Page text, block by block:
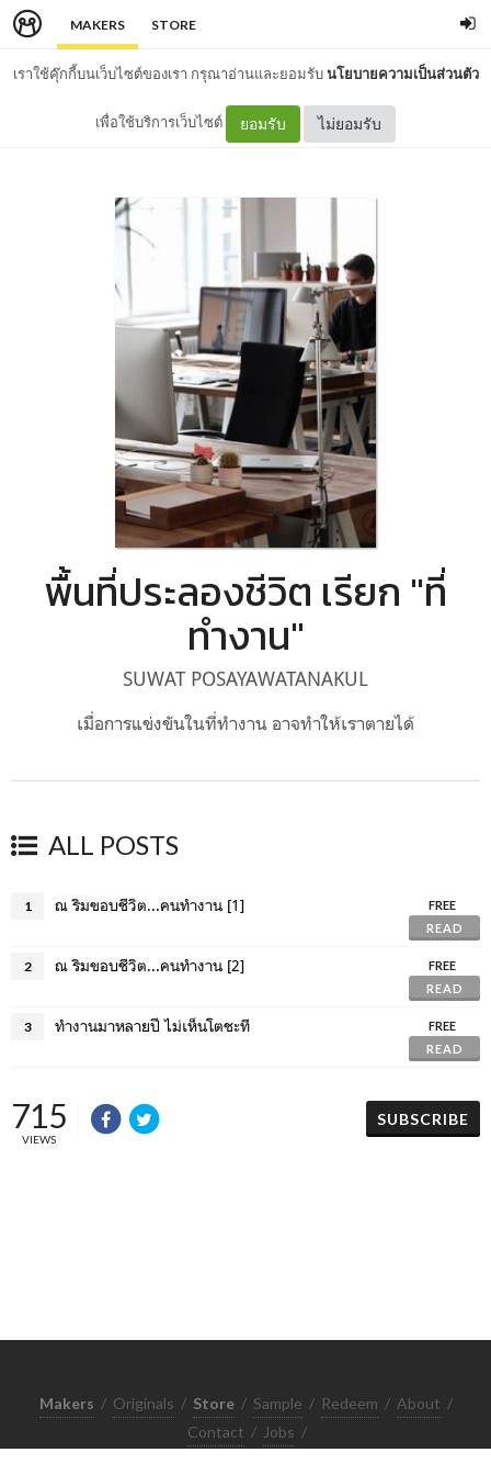
MAKERS STORE
เราใช้คุ๊กกี้บนเว็บไซต์ของเรา กรุณาอ่านและยอมรับนโยบายความเป็นส่วนตัว
เพื่อใช้บริการเว็บไซต์ ยอมรับ ไม่ยอมรับ
พื้นที่ประลองชีวิต เรียก "ที่
ทำงาน"
SUWAT POSAYAWATANAKUL
เมื่อการแข่งขันในที่ทำงาน อาจทำให้เราตายได้
ALL POSTS
1 ณ ริมขอบชีวิต...คนทำงาน [1]
FREE
READ
2 ณ ริมขอบชีวิต...คนทำงาน [2]
FREE
READ
3 ทำงานมาหลายปี ไม่เห็นโตชะที
FREE
READ
715
VIEWS
SUBSCRIBE
Makers / Originals / Store / Sample / Redeem / About /
Contact / Jobs /